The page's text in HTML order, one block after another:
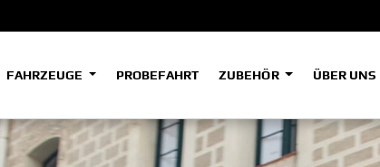
FAHRZEUGE
HYPER NAKED
PROBEFAHRT ZUBEHÖR ÜBER UNS